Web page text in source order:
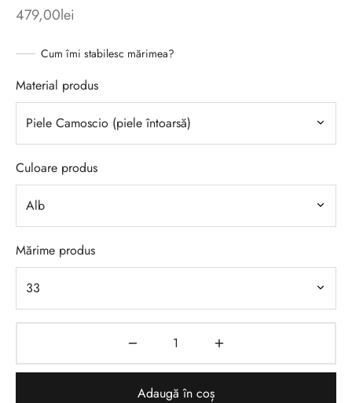
479,00lei
Cum îmi stabilesc mărimea?
Material produs
Culoare produs
Mărime produs
Adaugă în coș